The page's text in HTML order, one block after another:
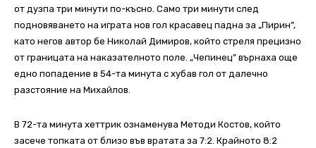
от дузпа три минути по-късно. Само три минути след
подновяването на играта нов гол красавец падна за „Пирин”,
като негов автор бе Николай Димиров, който стреля прецизно
от границата на наказателното поле. „Чепинец” върнаха още
едно попадение в 54-та минута с хубав гол от далечно
разстояние на Михайлов.
В 72-та минута хеттрик ознаменува Методи Костов, който
засече топката от близо във вратата за 7:2. Крайното 8:2